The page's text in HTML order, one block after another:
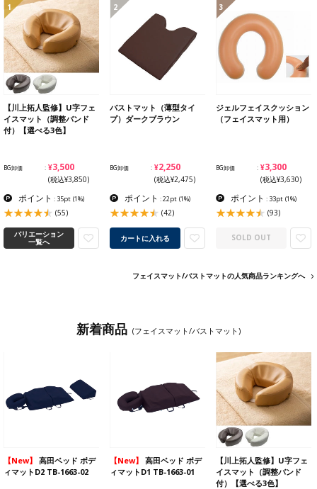
1
【川上拓人監修】U字フェ
イスマット（調整バンド
付）【選べる3色】
BG卸価 ¥3,500
(税込¥3,850)
ポイント : 35pt (1%)
(55)
バリエーション
一覧へ
2
バストマット（薄型タイ
プ）ダークブラウン
BG卸価 ¥2,250
(税込¥2,475)
ポイント : 22pt (1%)
(42)
カートに入れる
3
ジェルフェイスクッション
（フェイスマット用）
BG卸価 ¥3,300
(税込¥3,630)
ポイント : 33pt (1%)
(93)
SOLD OUT
フェイスマット/バストマットの人気商品ランキングへ
新着商品 (フェイスマット/バストマット)
【New】
ィマットD2 TB-1663-02
【New】
ィマットD1 TB-1663-01
【川上拓人監修】U字フェ
イスマット（調整バンド
付）【選べる3色】